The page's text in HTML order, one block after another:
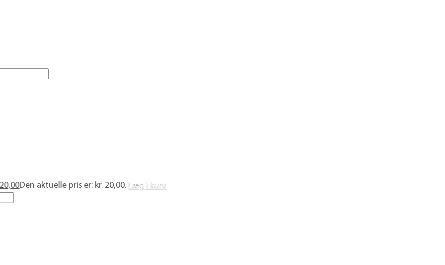
Den aktuelle pris er: kr. 20,00. Læg i kurv